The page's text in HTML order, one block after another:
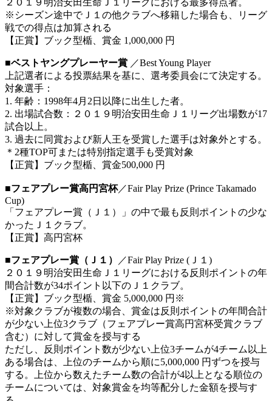
２０１９明治安田生命Ｊ１リーグにおける最多得点者。
※シーズン途中でＪ１の他クラブへ移籍した場合も、リーグ
戦での得点は加算される
【正賞】ブック型楯、賞金 1,000,000 円
■ベストヤングプレーヤー賞 ／Best Young Player
上記選者による投票結果を基に、選考委員会にて決定する。
対象選手：
1. 年齢：1998年4月2日以降に出生した者。
2. 出場試合数：２０１９明治安田生命Ｊ１リーグ出場数が17
試合以上。
3. 過去に同賞および新人王を受賞した選手は対象外とする。
＊2種TOP可または特別指定選手も受賞対象
【正賞】ブック型楯、賞金500,000 円
■フェアプレー賞高円宮杯／Fair Play Prize (Prince Takamado
Cup)
「フェアプレー賞（Ｊ１）」の中で最も反則ポイントの少な
かったＪ１クラブ。
【正賞】高円宮杯
■フェアプレー賞（Ｊ１）
／Fair Play Prize (Ｊ１)
２０１９明治安田生命Ｊ１リーグにおける反則ポイントの年
間合計数が34ポイント以下のＪ１クラブ。
【正賞】ブック型楯、賞金 5,000,000 円※
※対象クラブが複数の場合、賞金は反則ポイントの年間合計
が少ない上位3クラブ（フェアプレー賞高円宮杯受賞クラブ
含む）に対して賞金を授与する
ただし、反則ポイント数が少ない上位3チームが4チーム以上
ある場合は、上位のチームから順に5,000,000 円ずつを授与
する。上位から数えたチーム数の合計が4以上となる順位の
チームについては、対象賞金を均等配分した金額を授与す